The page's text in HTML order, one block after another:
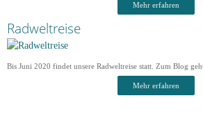
Mehr erfahren
Radweltreise
Bis Juni 2020 findet unsere Radweltreise statt. Zum Blog
Mehr erfahren